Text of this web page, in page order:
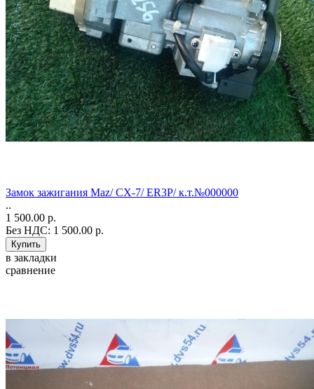
Замок зажигания Maz/ CX-7/ ER3P/ к.т.№000000
..
1 500.00 р.
Без НДС: 1 500.00 р.
в закладки
сравнение